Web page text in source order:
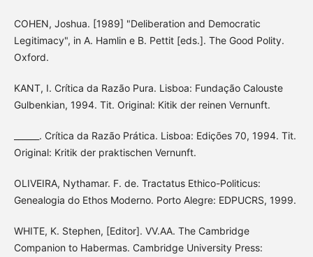
COHEN, Joshua. [1989] "Deliberation and Democratic
Legitimacy", in A. Hamlin e B. Pettit [eds.]. The Good Polity.
Oxford.
KANT, I. Crítica da Razão Pura. Lisboa: Fundação Calouste
Gulbenkian, 1994. Tit. Original: Kitik der reinen Vernunft.
______. Crítica da Razão Prática. Lisboa: Edições 70, 1994. Tit.
Original: Kritik der praktischen Vernunft.
OLIVEIRA, Nythamar. F. de. Tractatus Ethico-Politicus:
Genealogia do Ethos Moderno. Porto Alegre: EDPUCRS, 1999.
WHITE, K. Stephen, [Editor]. VV.AA. The Cambridge
Companion to Habermas. Cambridge University Press: